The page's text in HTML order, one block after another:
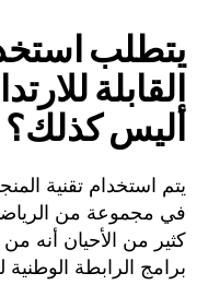
يتطلب
القابلة
أليس
يتم استخدام تقنية
في مجموعة من
كثير من الأحيان أنه
برامج الرابطة الوطنية